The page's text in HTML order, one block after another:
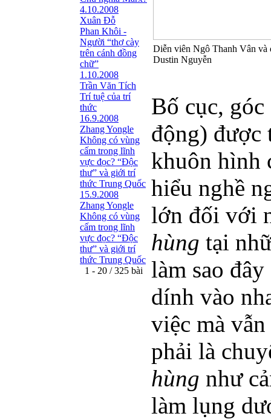
4.10.2008
Xuân Đỗ
Phan Khôi -
Người “thợ cày
trên cánh đồng
chữ”
1.10.2008
Trần Văn Tích
Trí tuệ của trí
thức
16.9.2008
Zhang Yongle
Không có vùng
cấm trong lĩnh
vực đọc? “Ðộc
thư” và giới trí
thức Trung Quốc
15.9.2008
Zhang Yongle
Không có vùng
cấm trong lĩnh
vực đọc? “Ðộc
thư” và giới trí
thức Trung Quốc
1 - 20 / 325 bài
Diễn viên Ngô Thanh Vân và
Dustin Nguyễn
Bố cục,
động) được
khuôn hình
hiểu nghề
lớn đối với
hùng tại
làm sao
dính vào
việc mà
phải là
hùng như
làm lụng